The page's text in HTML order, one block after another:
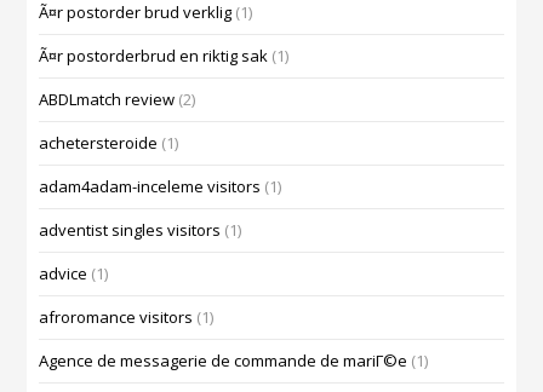
Ã¤r postorder brud verklig (1)
Ã¤r postorderbrud en riktig sak (1)
ABDLmatch review (2)
achetersteroide (1)
adam4adam-inceleme visitors (1)
adventist singles visitors (1)
advice (1)
afroromance visitors (1)
Agence de messagerie de commande de mariГ©e (1)